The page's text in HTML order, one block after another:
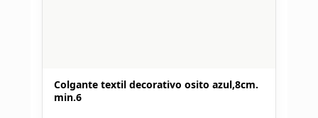
Colgante textil decorativo osito azul,8cm.
min.6